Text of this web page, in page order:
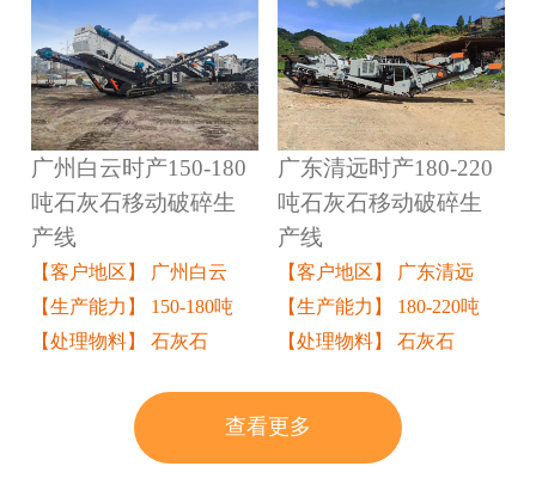
广州白云时产150-180
吨石灰石移动破碎生
产线
【客户地区】 广州白云
【生产能力】 150-180吨
【处理物料】 石灰石
广东清远时产180-220
吨石灰石移动破碎生
产线
【客户地区】 广东清远
【生产能力】 180-220吨
【处理物料】 石灰石
查看更多